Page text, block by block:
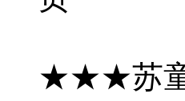
★★★苏童